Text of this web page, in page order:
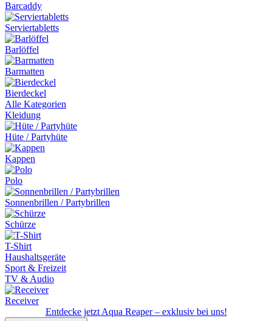
Barcaddy
Serviertabletts
Barlöffel
Barmatten
Bierdeckel
Alle Kategorien
Kleidung
Hüte / Partyhüte
Kappen
Polo
Sonnenbrillen / Partybrillen
Schürze
T-Shirt
Haushaltsgeräte
Sport & Freizeit
TV & Audio
Receiver
Entdecke jetzt Aqua Reaper – exklusiv bei uns!